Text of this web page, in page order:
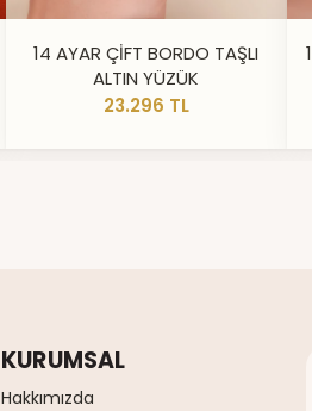
14 AYAR ÇİFT BORDO TAŞLI
ALTIN YÜZÜK
23.296 TL
KURUMSAL
Hakkımızda